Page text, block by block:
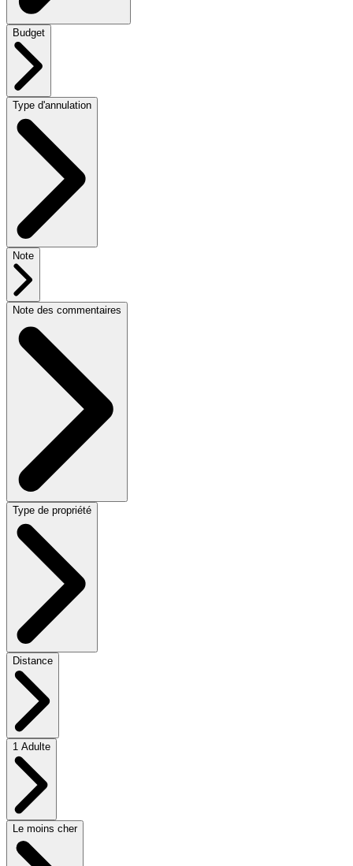
Budget
Type d'annulation
Note
Note des commentaires
Type de propriété
Distance
1 Adulte
Le moins cher